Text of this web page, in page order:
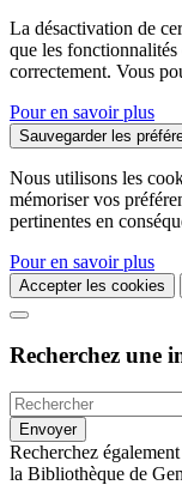
La désactivation de
que les
correctement. Vous
Pour en savoir plus
Sauvegarder les
Nous utilisons les
mémoriser vos
pertinentes en
Pour en savoir plus
Accepter les cookies
Recherchez une
Recherchez
la Bibliothèque de